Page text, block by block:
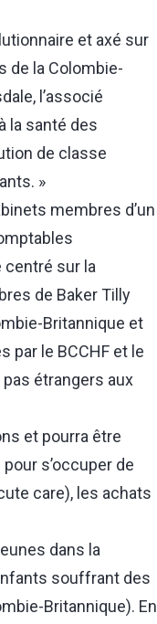
et axé sur
de la Colombie-
l’associé
la santé des
de classe
»
membres d’un
sur la
de Baker Tilly
Britannique et
par le BCCHF et le
étrangers aux
et pourra être
s’occuper de
care), les achats
dans la
souffrant des
Britannique). En